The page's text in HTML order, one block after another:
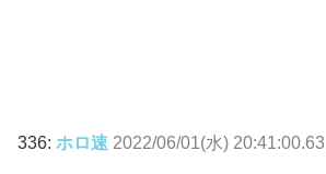
336: ホロ速 2022/06/01(水)